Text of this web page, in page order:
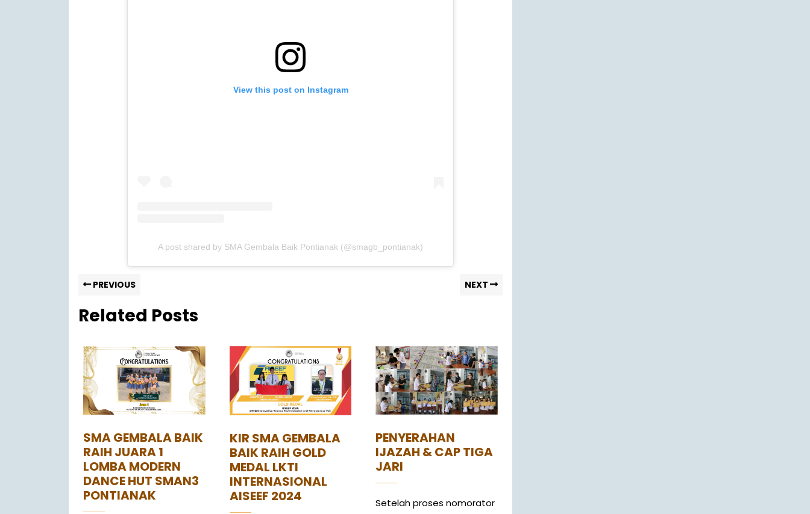
View this post on Instagram
A post shared by SMA Gembala Baik Pontianak (@smagb_pontianak)
PREVIOUS NEXT
Related Posts
SMA GEMBALA BAIK
RAIH JUARA 1
LOMBA MODERN
DANCE HUT SMAN3
PONTIANAK
KIR SMA GEMBALA
BAIK RAIH GOLD
MEDAL LKTI
INTERNASIONAL
AISEEF 2024
PENYERAHAN
IJAZAH & CAP TIGA
JARI
Setelah proses nomorator